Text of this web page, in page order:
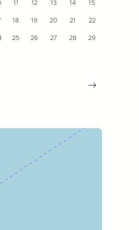
11 12 13 14 15
18 19 20 21 22
25 26 27 28 29